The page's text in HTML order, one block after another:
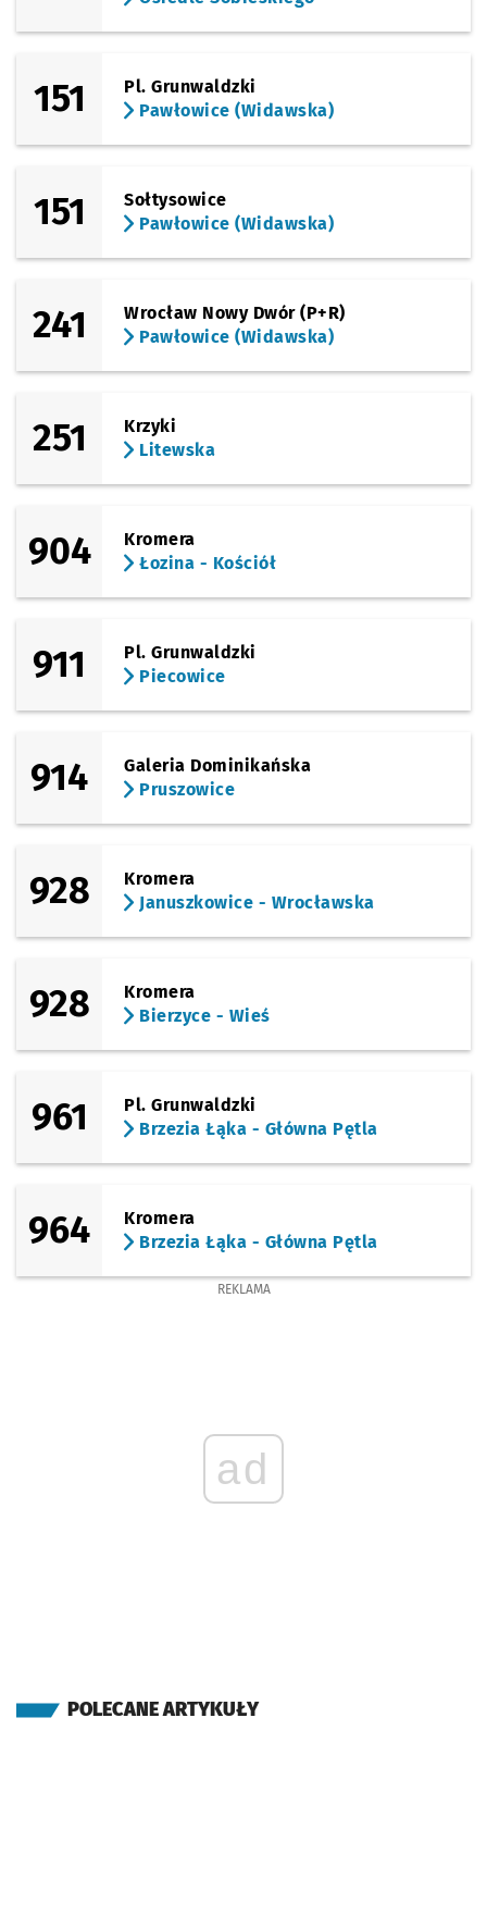
151
Pl. Grunwaldzki
Pawłowice (Widawska)
151
Sołtysowice
Pawłowice (Widawska)
241
Wrocław Nowy Dwór (P+R)
Pawłowice (Widawska)
251
Krzyki
Litewska
904
Kromera
Łozina - Kościół
911
Pl. Grunwaldzki
Piecowice
914
Galeria Dominikańska
Pruszowice
928
Kromera
Januszkowice - Wrocławska
928
Kromera
Bierzyce - Wieś
961
Pl. Grunwaldzki
Brzezia Łąka - Główna Pętla
964
Kromera
Brzezia Łąka - Główna Pętla
REKLAMA
ad
POLECANE ARTYKUŁY